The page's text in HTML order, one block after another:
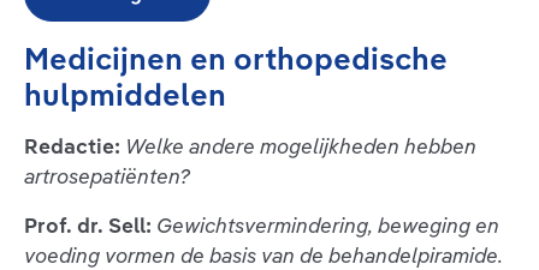
Medicijnen en orthopedische
hulpmiddelen
Redactie: Welke andere mogelijkheden hebben
artrosepatiënten?
Prof. dr. Sell: Gewichtsvermindering, beweging en
voeding vormen de basis van de behandelpiramide.